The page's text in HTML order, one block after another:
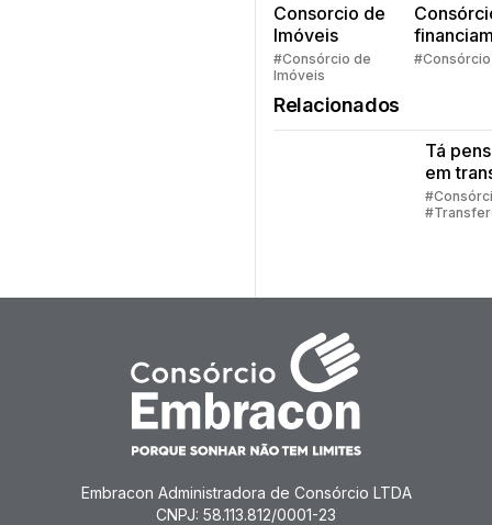
Consorcio de
Imóveis
#Consórcio de
Imóveis
Quem
#Consórcio
Relacionados
Tá
em
sua
Embracon Administradora de Consórcio LTDA
CNPJ: 58.113.812/0001-23